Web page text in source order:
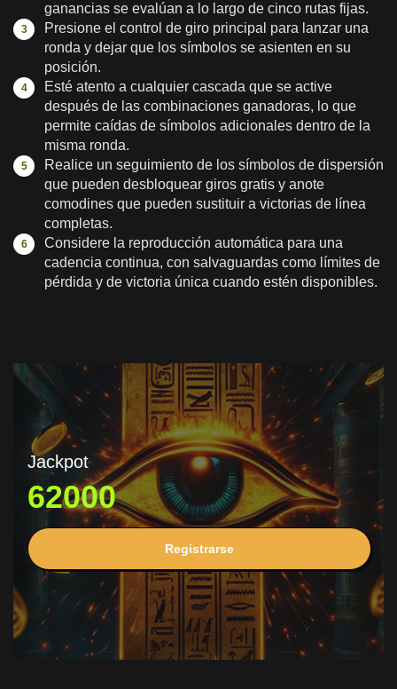
ganancias se evalúan a lo largo de cinco rutas fijas.
Presione el control de giro principal para lanzar una
ronda y dejar que los símbolos se asienten en su
posición.
Esté atento a cualquier cascada que se active
después de las combinaciones ganadoras, lo que
permite caídas de símbolos adicionales dentro de la
misma ronda.
Realice un seguimiento de los símbolos de dispersión
que pueden desbloquear giros gratis y anote
comodines que pueden sustituir a victorias de línea
completas.
Considere la reproducción automática para una
cadencia continua, con salvaguardas como límites de
pérdida y de victoria única cuando estén disponibles.
Jackpot
62000
Registrarse